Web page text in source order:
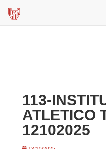
113-
ATLETICO
12102025